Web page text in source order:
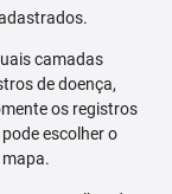
camadas
de doença,
os registros
escolher o